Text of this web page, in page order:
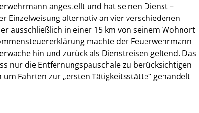
angestellt und hat seinen Dienst –
Einzelweisung alternativ an vier verschiedenen
ausschließlich in einer 15 km von seinem Wohnort
machte der Feuerwehrmann
hin und zurück als Dienstreisen geltend. Das
nur die Entfernungspauschale zu berücksichtigen
Fahrten zur „ersten Tätigkeitsstätte“ gehandelt